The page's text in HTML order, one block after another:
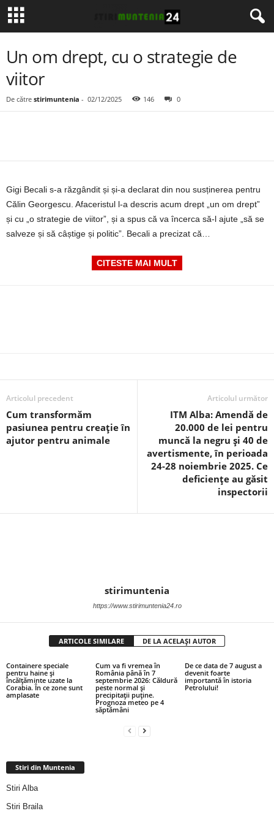
Un om drept, cu o strategie de
viitor
De către stirimuntenia - 02/12/2025 146 0
Gigi Becali s-a răzgândit și și-a declarat din nou susținerea pentru
Călin Georgescu. Afaceristul l-a descris acum drept „un om drept”
și cu „o strategie de viitor”, și a spus că va încerca să-l ajute „să se
salveze și să câștige și politic”. Becali a precizat că…
CITESTE MAI MULT
Articolul precedent
Cum transformăm
pasiunea pentru creație în
ajutor pentru animale
Articolul următor
ITM Alba: Amendă de
20.000 de lei pentru
muncă la negru și 40 de
avertismente, în perioada
24-28 noiembrie 2025. Ce
deficiențe au găsit
inspectorii
stirimuntenia
https://www.stirimuntenia24.ro
ARTICOLE SIMILARE DE LA ACELAȘI AUTOR
Containere speciale
pentru haine și
încălțăminte uzate la
Corabia. În ce zone sunt
amplasate
Cum va fi vremea în
România până în 7
septembrie 2026: Căldură
peste normal și
precipitații puține.
Prognoza meteo pe 4
săptămâni
De ce data de 7 august a
devenit foarte
importantă în istoria
Petrolului!
Stiri din Muntenia
Stiri Alba
Stiri Braila